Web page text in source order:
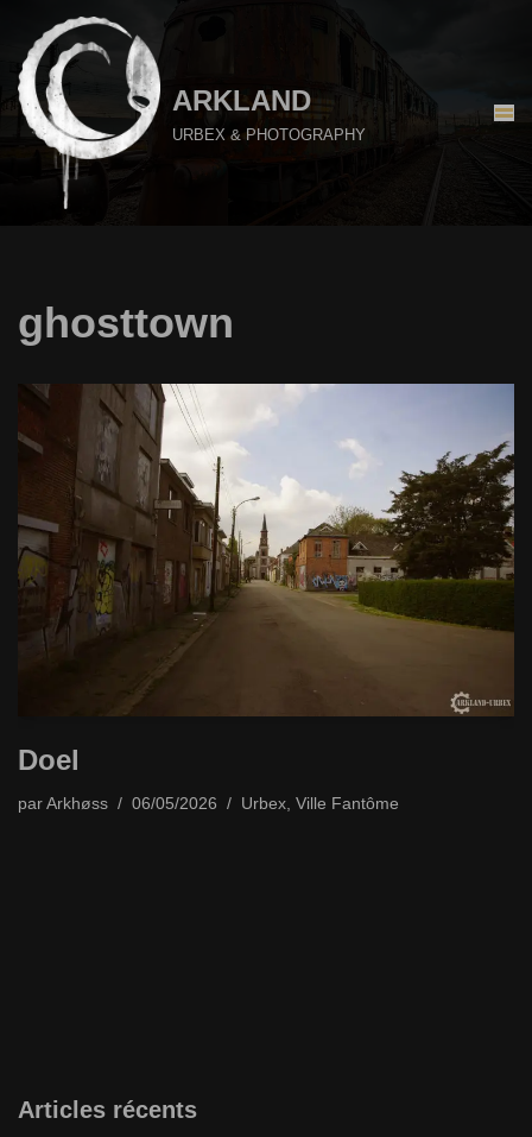
Aller
au
contenu
ARKLAND
URBEX & PHOTOGRAPHY
ghosttown
Doel
par Arkhøss 06/05/2026 Urbex, Ville Fantôme
Articles récents